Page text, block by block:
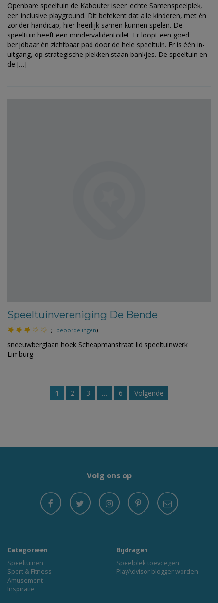
Openbare speeltuin de Kabouter iseen echte Samenspeelplek,
een inclusive playground. Dit betekent dat alle kinderen, met én
zonder handicap, hier heerlijk samen kunnen spelen. De
speeltuin heeft een mindervalidentoilet. Er loopt een goed
berijdbaar én zichtbaar pad door de hele speeltuin. Er is één in-
uitgang, op strategische plekken staan bankjes. De speeltuin en
de […]
Speeltuinvereniging De Bende
(1 beoordelingen)
sneeuwberglaan hoek Scheapmanstraat lid speeltuinwerk
Limburg
1 2 3 … 6 Volgende
Volg ons op
Categorieën
Speeltuinen
Sport & Fitness
Amusement
Inspiratie
Bijdragen
Speelplek toevoegen
PlayAdvisor blogger worden